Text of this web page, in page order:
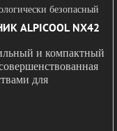
безопасный
ALPICOOL NX42
и компактный
для